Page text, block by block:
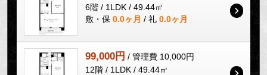
6階 / 1LDK / 49.44㎡
敷・保 0.0ヶ月 / 礼 0.0ヶ月
99,000円 / 管理費 10,000円
12階 / 1LDK / 49.44㎡